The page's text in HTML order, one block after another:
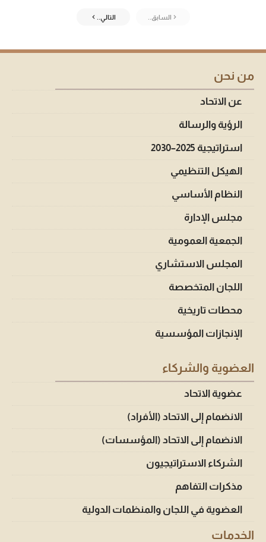
السابق.. التالي..
من نحن
عن الاتحاد
الرؤية والرسالة
استراتيجية 2025–2030
الهيكل التنظيمي
النظام الأساسي
مجلس الإدارة
الجمعية العمومية
المجلس الاستشاري
اللجان المتخصصة
محطات تاريخية
الإنجازات المؤسسية
العضوية والشركاء
عضوية الاتحاد
الانضمام إلى الاتحاد (الأفراد)
الانضمام إلى الاتحاد (المؤسسات)
الشركاء الاستراتيجيون
مذكرات التفاهم
العضوية في اللجان والمنظمات الدولية
الخدمات